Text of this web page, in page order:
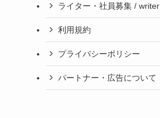
ライター・社員募集 / writer
利用規約
プライバシーポリシー
パートナー・広告について